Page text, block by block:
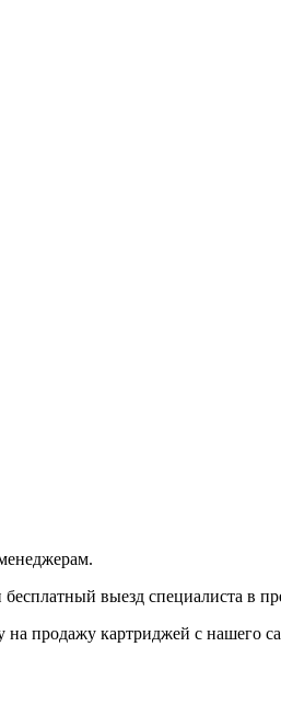
выезд специалиста в
продажу картриджей с нашего